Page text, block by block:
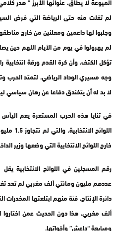
لم تفلت منه حتى الرياضة التي فرض
وجلبوا لها داعمين ومعلنين من خارج
لم يهرولوا في يوم من الأيام اللهم حين
تؤكل الكتف، وأن كرة القدم ورقة
وجه مسيري الوداد الرياضي، لتمتد الحرب
لا بد له أن يتخندق دفاعا عن رهان سياسي
في ثنايا هذه الحرب المستعرة يعم
خارج اللوائح الانتخابية التي وضعها وزير
رقم المسجلين في اللوائح الانتخابية
عددهم مليون ومائتي ألف مغربي لم تعد
ألف مغربي، هذا دون الحديث عمن
ومبايعة “داعش” وأخواتها.